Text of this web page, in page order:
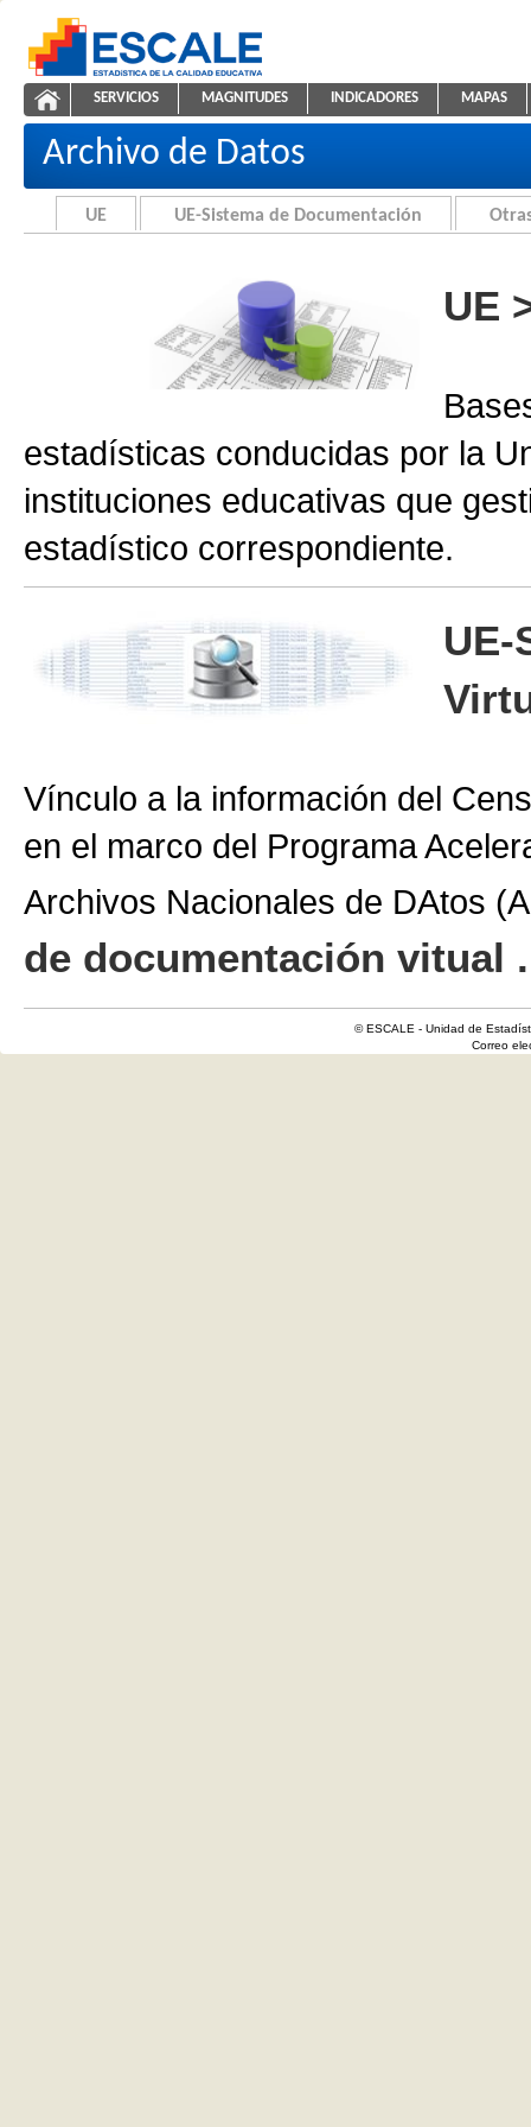
ESCALE - Unidad de Estadística Educativa
Archivo de Datos
NAVEGACIÓN
SERVICIOS MAGNITUDES INDICADORES MAPAS
Archivo de Datos
UE UE-Sistema de Documentación
UE
estadísticas conducidas por la
instituciones educativas que
estadístico correspondiente.
UE-
Vínculo a la información del
en el marco del Programa
Archivos Nacionales de DAtos
de documentación vitual
© ESCALE - Unidad de
Correo